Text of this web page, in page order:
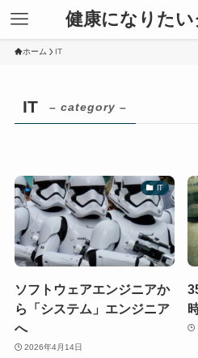
健康になりた
ホーム IT
IT – category –
IT
ソフトウェアエンジニアか
ら「システム」エンジニア
へ
2026年4月14日